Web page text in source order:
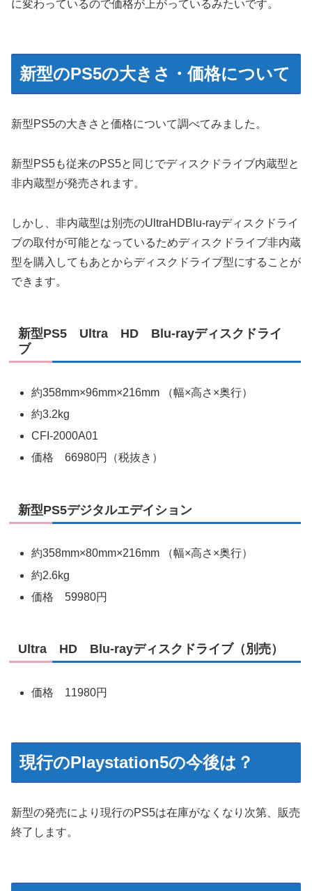
に変わっているので価格が上がっているみたいです。
新型のPS5の大きさ・価格について
新型PS5の大きさと価格について調べてみました。
新型PS5も従来のPS5と同じでディスクドライブ内蔵型と
非内蔵型が発売されます。
しかし、非内蔵型は別売のUltraHDBlu-rayディスクドライ
ブの取付が可能となっているためディスクドライブ非内蔵
型を購入してもあとからディスクドライブ型にすることが
できます。
新型PS5 Ultra HD Blu-rayディスクドライ
ブ
約358mm×96mm×216mm （幅×高さ×奥行）
約3.2kg
CFI-2000A01
価格 66980円（税抜き）
新型PS5デジタルエデイション
約358mm×80mm×216mm （幅×高さ×奥行）
約2.6kg
価格 59980円
Ultra HD Blu-rayディスクドライブ（別売）
価格 11980円
現行のPlaystation5の今後は？
新型の発売により現行のPS5は在庫がなくなり次第、販売
終了します。